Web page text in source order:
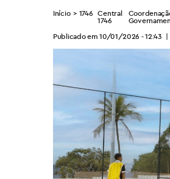
Início > 1746 Central
1746
Publicado em 10/01/2026 - 12:43 |